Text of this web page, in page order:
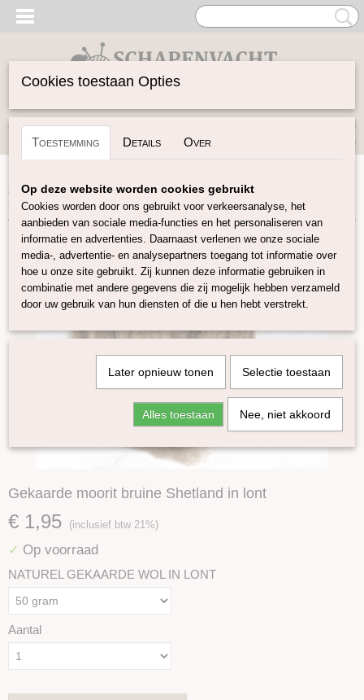
Inloggen Registreren
(0)
Home>Gekaarde Wol>Kaardvlies in lont naturel
Gekaarde moorit bruine Shetland in lont
Gekaarde moorit bruine Shetland in lont
€ 1,95 (inclusief btw 21%)
✓ Op voorraad
NATUREL GEKAARDE WOL IN LONT
Aantal
Cookies toestaan Opties
Toestemming Details Over
Op deze website worden cookies gebruikt
Cookies worden door ons gebruikt voor verkeersanalyse, het
aanbieden van sociale media-functies en het personaliseren van
informatie en advertenties. Daarnaast verlenen we onze sociale
media-, advertentie- en analysepartners toegang tot informatie over
hoe u onze site gebruikt. Zij kunnen deze informatie gebruiken in
combinatie met andere gegevens die zij mogelijk hebben verzameld
door uw gebruik van hun diensten of die u hen hebt verstrekt.
Later opnieuw tonen Selectie toestaan
Alles toestaan Nee, niet akkoord